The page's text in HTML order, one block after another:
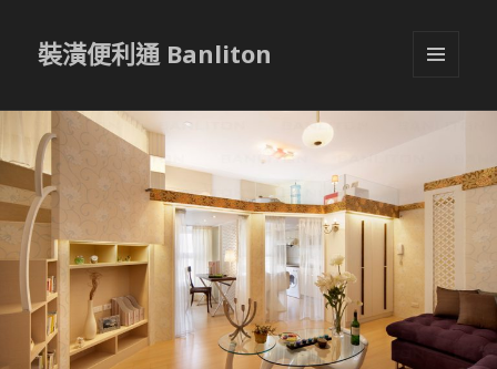
裝潢便利通 Banliton
小工具